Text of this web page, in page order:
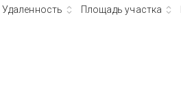
Удаленность Площадь участка